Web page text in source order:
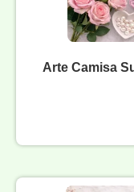
Arte Camisa